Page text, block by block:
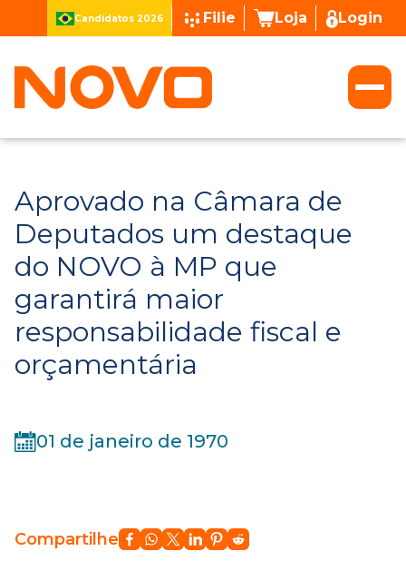
Candidatos 2026 Filie Loja Login
Aprovado na Câmara de
Deputados um destaque
do NOVO à MP que
garantirá maior
responsabilidade fiscal e
orçamentária
01 de janeiro de 1970
Compartilhe